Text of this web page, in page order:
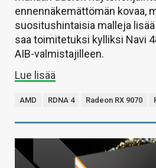
ennennäkemättömän kovaa,
suositushintaisia malleja
saa toimitetuksi kylliksi Navi
AIB-valmistajilleen.
Lue lisää
AMD RDNA 4 Radeon RX 9070